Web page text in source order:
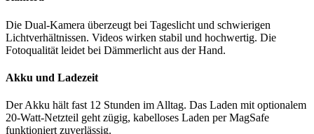
Die Dual-Kamera überzeugt bei Tageslicht und schwierigen
Lichtverhältnissen. Videos wirken stabil und hochwertig. Die
Fotoqualität leidet bei Dämmerlicht aus der Hand.
Akku und Ladezeit
Der Akku hält fast 12 Stunden im Alltag. Das Laden mit optionalem
20-Watt-Netzteil geht zügig, kabelloses Laden per MagSafe
funktioniert zuverlässig.